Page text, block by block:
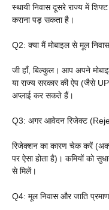
स्थायी निवास दूसरे राज्य में
कराना पड़ सकता है।
Q2: क्या मैं मोबाइल से मूल
जी हाँ, बिल्कुल। आप अपने
या राज्य सरकार की ऐप (जैसे
अप्लाई कर सकते हैं।
Q3: अगर आवेदन रिजेक्ट
रिजेक्शन का कारण चेक करें
पर ऐसा होता है)। कमियों को
से मिलें।
Q4: मूल निवास और जाति